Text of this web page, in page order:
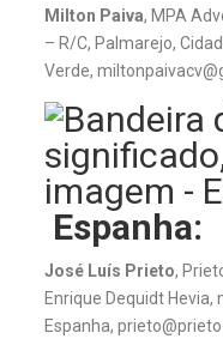
Milton Paiva, MPA
– R/C, Palmarejo,
Verde,
Espanha:
José Luís Prieto,
Enrique Dequidt Hevia,
Espanha,